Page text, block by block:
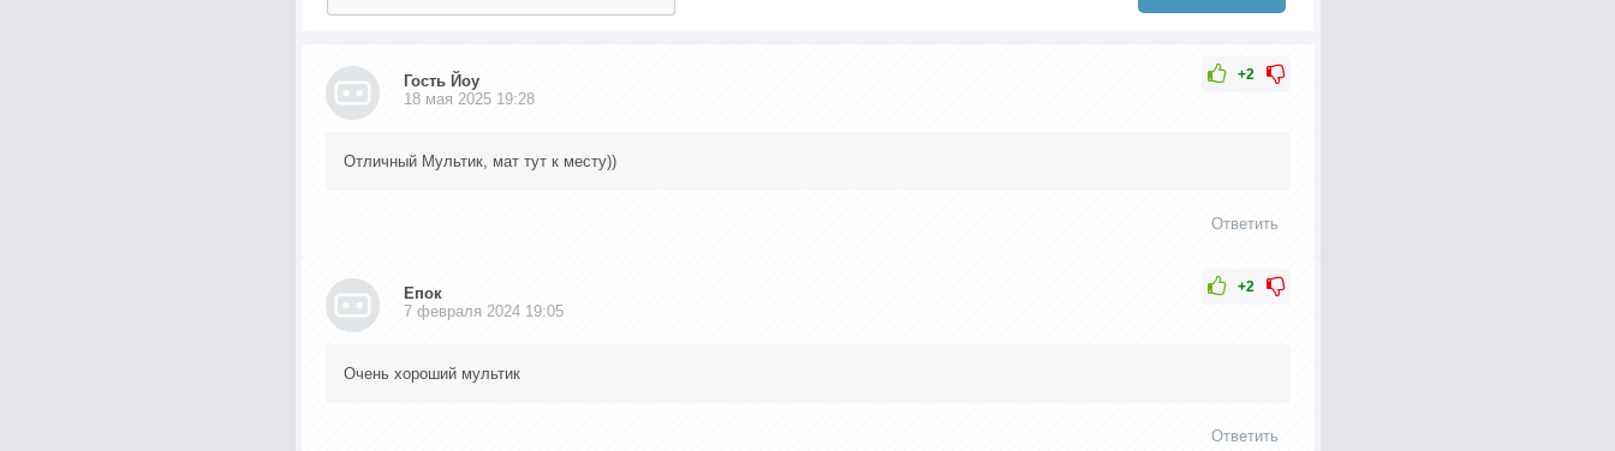
+2
Гость Йоу
18 мая 2025 19:28
Отличный Мультик, мат тут к месту))
Ответить
+2
Епок
7 февраля 2024 19:05
Очень хороший мультик
Ответить